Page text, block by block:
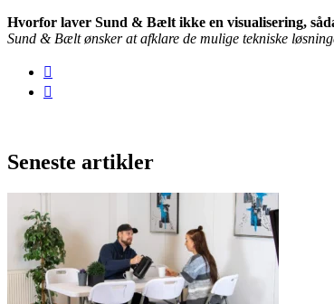
Hvorfor laver Sund & Bælt ikke en visualisering,
Sund & Bælt ønsker at afklare de mulige tekniske
Seneste artikler